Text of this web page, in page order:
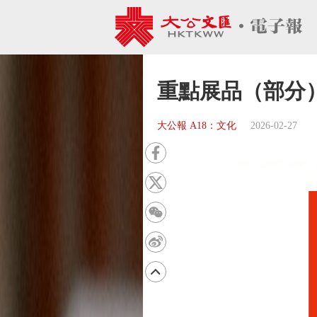
重點展品（部分
大公報 A18：文化 2026-02-27